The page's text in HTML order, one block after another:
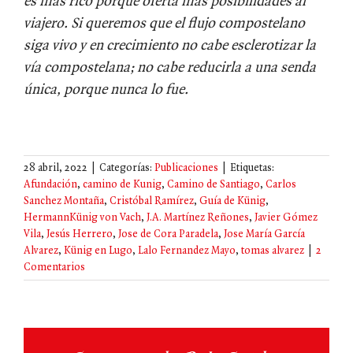
viajero. Si queremos que el flujo compostelano
siga vivo y en crecimiento no cabe esclerotizar la
vía compostelana; no cabe reducirla a una senda
única, porque nunca lo fue.
28 abril, 2022 Categorías: Publicaciones
Etiquetas:
Afundación, camino de Kunig, Camino de Santiago, Carlos
Sanchez Montaña, Cristóbal Ramírez, Guía de Künig,
HermannKünig von Vach, J.A. Martínez Reñones, Javier Gómez
Vila, Jesús Herrero, Jose de Cora Paradela, Jose María García
Alvarez, Künig en Lugo, Lalo Fernandez Mayo, tomas alvarez
2
Comentarios